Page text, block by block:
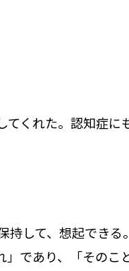
くれた。認知症に
して、想起できる
であり、「そのこ